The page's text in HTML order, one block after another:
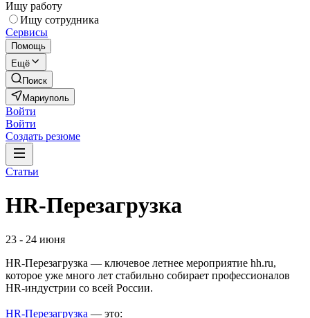
Ищу работу
Ищу сотрудника
Сервисы
Помощь
Ещё
Поиск
Мариуполь
Войти
Войти
Создать резюме
Статьи
HR-Перезагрузка
23 - 24 июня
HR-Перезагрузка — ключевое летнее мероприятие hh.ru,
которое уже много лет стабильно собирает профессионалов
HR-индустрии со всей России.
HR-Перезагрузка — это: